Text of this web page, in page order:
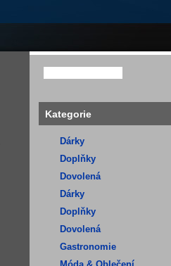
Kategorie
Dárky
Doplňky
Dovolená
Dárky
Doplňky
Dovolená
Gastronomie